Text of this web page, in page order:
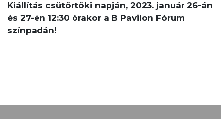
Kiállítás csütörtöki napján, 2023. január 26-án
és 27-én 12:30 órakor a B Pavilon Fórum
színpadán!